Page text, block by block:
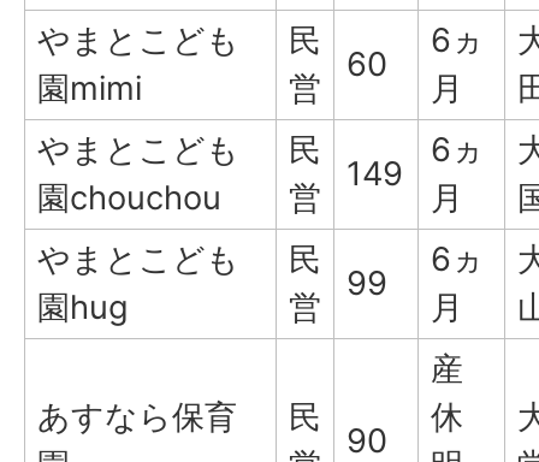
やまとこども
園mimi
民
営
60
6ヵ
月
やまとこども
園chouchou
民
営
149
6ヵ
月
やまとこども
園hug
民
営
99
6ヵ
月
あすなら保育
民
90
産
休